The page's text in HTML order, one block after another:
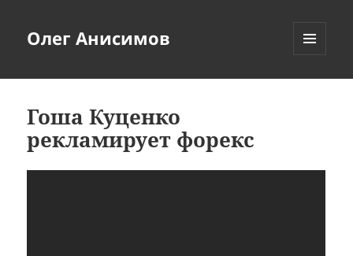
Олег Анисимов
Гоша Куценко
рекламирует форекс